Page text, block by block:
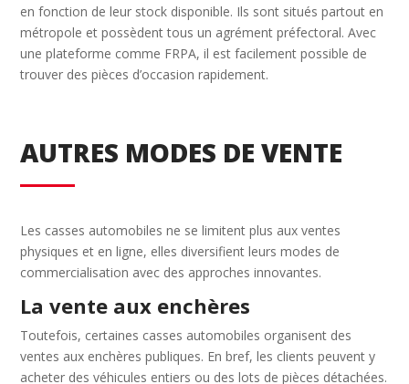
en fonction de leur stock disponible. Ils sont situés partout en
métropole et possèdent tous un agrément préfectoral. Avec
une plateforme comme FRPA, il est facilement possible de
trouver des pièces d’occasion rapidement.
AUTRES MODES DE VENTE
Les casses automobiles ne se limitent plus aux ventes
physiques et en ligne, elles diversifient leurs modes de
commercialisation avec des approches innovantes.
La vente aux enchères
Toutefois, certaines casses automobiles organisent des
ventes aux enchères publiques. En bref, les clients peuvent y
acheter des véhicules entiers ou des lots de pièces détachées.